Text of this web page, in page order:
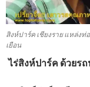
สิงห์ปาร์ค เชียงราย แหล่ง
เยือน
ไร่สิงห์ปาร์ค ด้วยรถ